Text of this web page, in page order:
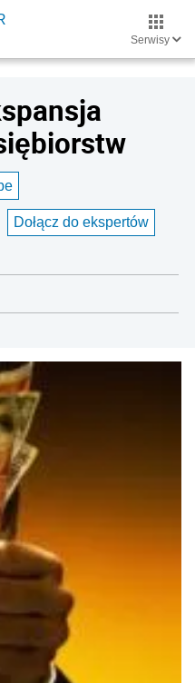
Serwisy
Dołącz do ekspertów